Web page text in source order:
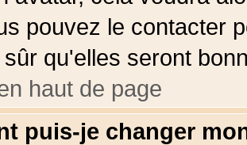
pouvez le contacter
qu'elles seront
haut de page
puis-je changer